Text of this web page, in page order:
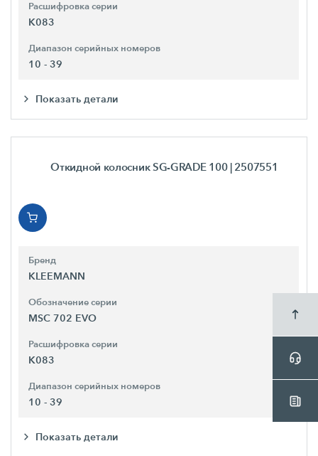
Расшифровка серии
K083
Диапазон серийных номеров
10 - 39
Показать детали
Откидной колосник SG-GRADE 100 | 2507551
Бренд
KLEEMANN
Обозначение серии
MSC 702 EVO
Расшифровка серии
K083
Диапазон серийных номеров
10 - 39
Показать детали